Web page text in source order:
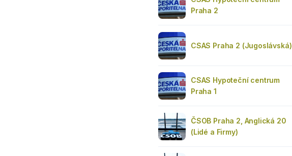
Praha 2
CSAS Praha 2 (Jugoslávská)
CSAS Hypoteční centrum
Praha 1
ČSOB Praha 2, Anglická 20
(Lidé a Firmy)